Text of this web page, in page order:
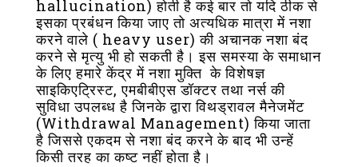
hallucination) होती है कई बार तो यदि ठीक से
इसका प्रबंधन किया जाए तो अत्यधिक मात्रा में नशा
करने वाले ( heavy user) की अचानक नशा बंद
करने से मृत्यु भी हो सकती है। इस समस्या के समाधान
के लिए हमारे केंद्र में नशा मुक्ति के विशेषज्ञ
साइकिएट्रिस्ट, एमबीबीएस डॉक्टर तथा नर्स की
सुविधा उपलब्ध है जिनके द्वारा विथड्रावल मैनेजमेंट
(Withdrawal Management) किया जाता
है जिससे एकदम से नशा बंद करने के बाद भी उन्हें
किसी तरह का कष्ट नहीं होता है।